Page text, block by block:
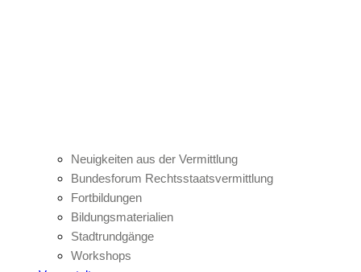
Neuigkeiten aus der Vermittlung
Bundesforum Rechtsstaatsvermittlung
Fortbildungen
Bildungsmaterialien
Stadtrundgänge
Workshops